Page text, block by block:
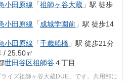
小田原線 「祖師ヶ谷大蔵 」駅 徒歩
小田原線 「成城学園前 」駅 徒歩14
小田原線 「千歳船橋 」駅 徒歩21分
/ 25.50㎡
世田谷区祖師谷４丁目
イズ祖師ヶ谷大蔵DUE」です。共用部に